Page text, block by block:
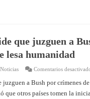
que juzguen a
lesa humanidad
Noticias Comentarios
juzguen a Bush por crímenes
que otros países tomen la